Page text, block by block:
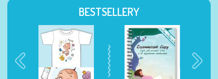
BESTSELLERY